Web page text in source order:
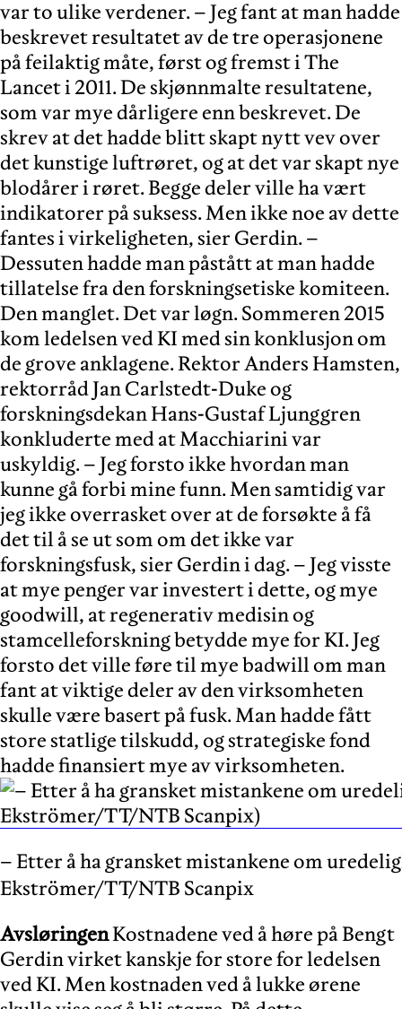
var to ulike verdener. – Jeg fant at man hadde
beskrevet resultatet av de tre operasjonene
på feilaktig måte, først og fremst i The
Lancet i 2011. De skjønnmalte resultatene,
som var mye dårligere enn beskrevet. De
skrev at det hadde blitt skapt nytt vev over
det kunstige luftrøret, og at det var skapt nye
blodårer i røret. Begge deler ville ha vært
indikatorer på suksess. Men ikke noe av dette
fantes i virkeligheten, sier Gerdin. –
Dessuten hadde man påstått at man hadde
tillatelse fra den forskningsetiske komiteen.
Den manglet. Det var løgn. Sommeren 2015
kom ledelsen ved KI med sin konklusjon om
de grove anklagene. Rektor Anders Hamsten,
rektorråd Jan Carlstedt-Duke og
forskningsdekan Hans-Gustaf Ljunggren
konkluderte med at Macchiarini var
uskyldig. – Jeg forsto ikke hvordan man
kunne gå forbi mine funn. Men samtidig var
jeg ikke overrasket over at de forsøkte å få
det til å se ut som om det ikke var
forskningsfusk, sier Gerdin i dag. – Jeg visste
at mye penger var investert i dette, og mye
goodwill, at regenerativ medisin og
stamcelleforskning betydde mye for KI. Jeg
forsto det ville føre til mye badwill om man
fant at viktige deler av den virksomheten
skulle være basert på fusk. Man hadde fått
store statlige tilskudd, og strategiske fond
hadde finansiert mye av virksomheten.
– Etter å ha gransket mistankene om
Ekströmer/TT/NTB Scanpix
AvsløringenKostnadene ved å høre på Bengt
Gerdin virket kanskje for store for ledelsen
ved KI. Men kostnaden ved å lukke ørene